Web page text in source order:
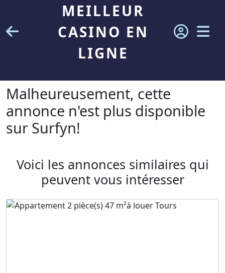
MEILLEUR
CASINO EN
LIGNE
Malheureusement, cette
annonce n'est plus disponible
sur Surfyn!
Voici les annonces similaires qui
peuvent vous intéresser